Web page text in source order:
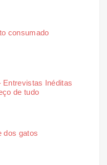
consumado
Entrevistas Inéditas
de tudo
dos gatos